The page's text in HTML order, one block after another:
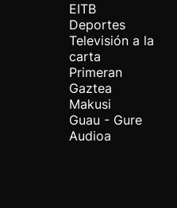
EITB
Deportes
Televisión a la
carta
Primeran
Gaztea
Makusi
Guau - Gure
Audioa